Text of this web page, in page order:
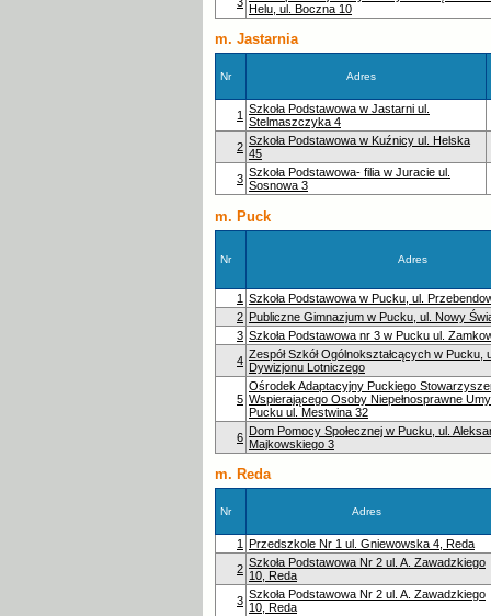
Helu, ul. Boczna 10
m. Jastarnia
Nr Adres
1 Szkoła Podstawowa w Jastarni ul.
Stelmaszczyka 4
2 Szkoła Podstawowa w Kuźnicy ul. Helska
45
3 Szkoła Podstawowa- filia w Juracie ul.
Sosnowa 3
m. Puck
Nr Adres
1 Szkoła Podstawowa w Pucku, ul.
2 Publiczne Gimnazjum w Pucku, ul. Nowy
3 Szkoła Podstawowa nr 3 w Pucku ul.
4 Zespół Szkół Ogólnokształcących w Pucku,
Dywizjonu Lotniczego
5
Ośrodek Adaptacyjny Puckiego
Wspierającego Osoby Niepełnosprawne
Pucku ul. Mestwina 32
6 Dom Pomocy Społecznej w Pucku, ul.
Majkowskiego 3
m. Reda
Nr Adres
1
Przedszkole Nr 1 ul. Gniewowska 4, Reda
2 Szkoła Podstawowa Nr 2 ul. A. Zawadzkiego
10, Reda
3 Szkoła Podstawowa Nr 2 ul. A. Zawadzkiego
10, Reda